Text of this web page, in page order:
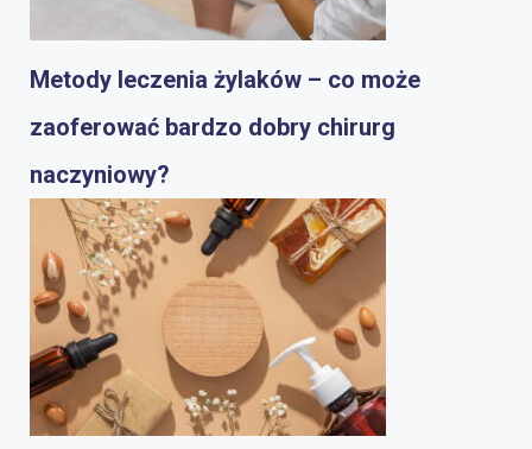
Metody leczenia żylaków – co może
zaoferować bardzo dobry chirurg
naczyniowy?